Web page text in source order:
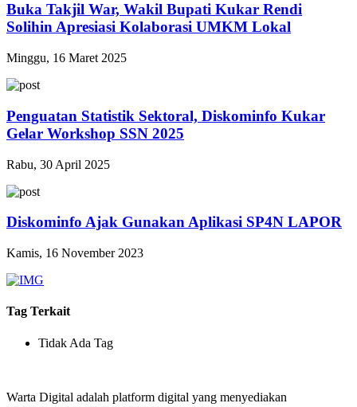
Buka Takjil War, Wakil Bupati Kukar Rendi
Solihin Apresiasi Kolaborasi UMKM Lokal
Minggu, 16 Maret 2025
Penguatan Statistik Sektoral, Diskominfo Kukar
Gelar Workshop SSN 2025
Rabu, 30 April 2025
Diskominfo Ajak Gunakan Aplikasi SP4N LAPOR
Kamis, 16 November 2023
Tag Terkait
Tidak Ada Tag
Warta Digital adalah platform digital yang menyediakan